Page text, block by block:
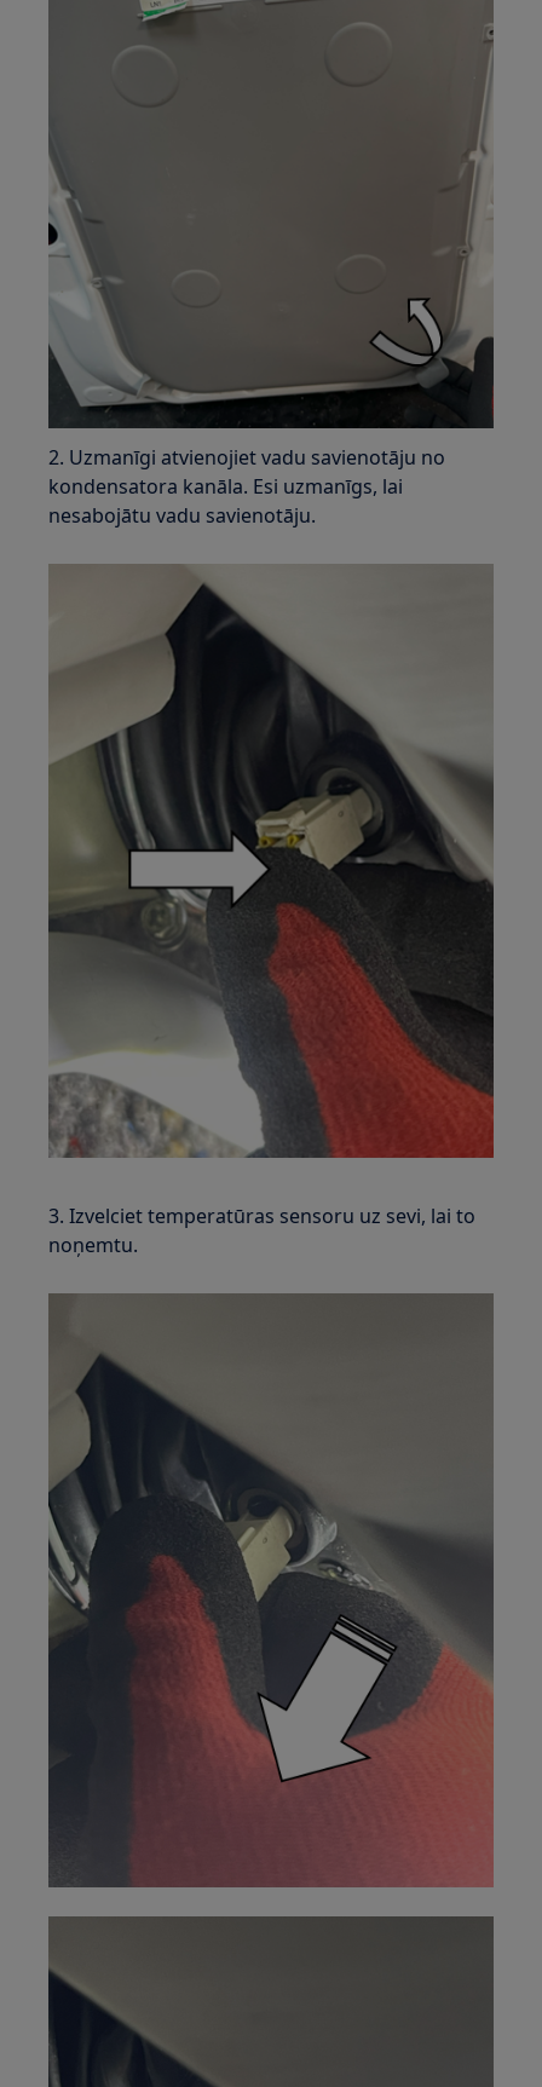
2. Uzmanīgi atvienojiet vadu savienotāju no
kondensatora kanāla. Esi uzmanīgs, lai
nesabojātu vadu savienotāju.
3. Izvelciet temperatūras sensoru uz sevi, lai to
noņemtu.